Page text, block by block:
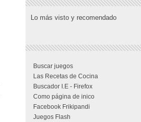
Lo más visto y recomendado
Buscar juegos
Las Recetas de Cocina
Buscador I.E - Firefox
Como página de inico
Facebook Frikipandi
Juegos Flash